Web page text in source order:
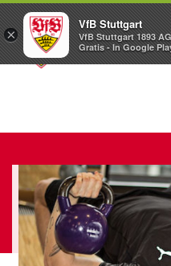
×
VfB Stuttgart
VfB Stuttgart 1893 AG
Gratis - In Google